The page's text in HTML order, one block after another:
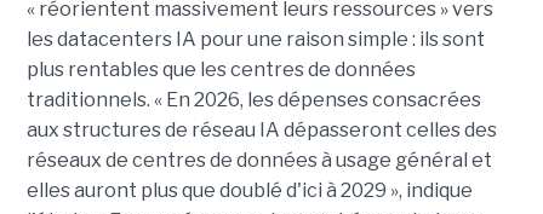
« réorientent massivement leurs ressources » vers
les datacenters IA pour une raison simple : ils sont
plus rentables que les centres de données
traditionnels. « En 2026, les dépenses consacrées
aux structures de réseau IA dépasseront celles des
réseaux de centres de données à usage général et
elles auront plus que doublé d'ici à 2029 », indique